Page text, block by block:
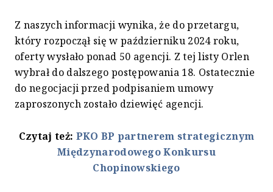
Z naszych informacji wynika, że do przetargu,
który rozpoczął się w październiku 2024 roku,
oferty wysłało ponad 50 agencji. Z tej listy Orlen
wybrał do dalszego postępowania 18. Ostatecznie
do negocjacji przed podpisaniem umowy
zaproszonych zostało dziewięć agencji.
Czytaj też: PKO BP partnerem strategicznym
Międzynarodowego Konkursu
Chopinowskiego